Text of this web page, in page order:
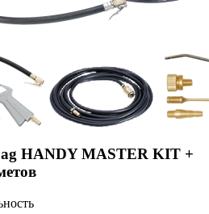
HANDY MASTER KIT +